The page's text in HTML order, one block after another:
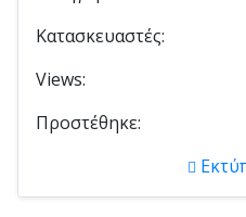
Κατασκευαστές:
Views:
Προστέθηκε: